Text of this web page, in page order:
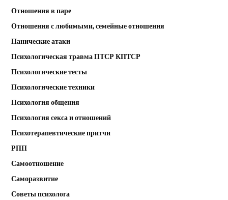
Отношения в паре
Отношения с любимыми, семейные отношения
Панические атаки
Психологическая травма ПТСР КПТСР
Психологические тесты
Психологические техники
Психология общения
Психология секса и отношений
Психотерапевтические притчи
РПП
Самоотношение
Саморазвитие
Советы психолога